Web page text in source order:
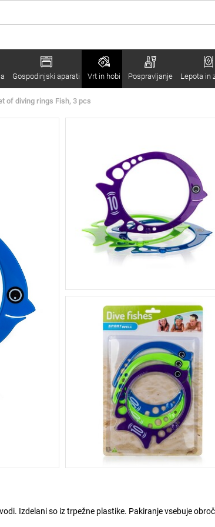
Gospodinjski aparati Vrt in hobi Pospravljanje Lepota in
of diving rings Fish, 3 pcs
Izdelani so iz trpežne plastike. Pakiranje vsebuje